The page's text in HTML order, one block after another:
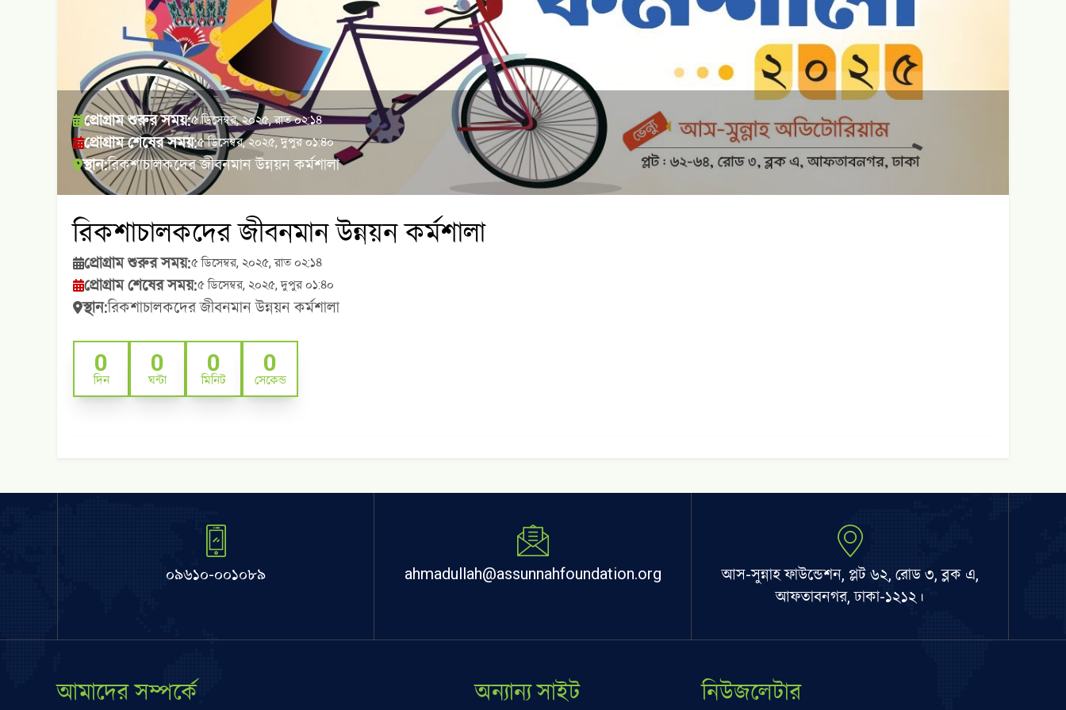
প্রোগ্রাম শুরুর সময়:৫ ডিসেম্বর, ২০২৫, রাত ০২:১৪
প্রোগ্রাম শেষের সময়:৫ ডিসেম্বর, ২০২৫, দুপুর ০১:৪০
স্থান:রিকশাচালকদের জীবনমান উন্নয়ন কর্মশালা
রিকশাচালকদের জীবনমান উন্নয়ন কর্মশালা
প্রোগ্রাম শুরুর সময়:৫ ডিসেম্বর, ২০২৫, রাত ০২:১৪
প্রোগ্রাম শেষের সময়:৫ ডিসেম্বর, ২০২৫, দুপুর ০১:৪০
স্থান:রিকশাচালকদের জীবনমান উন্নয়ন কর্মশালা
0
দিন
0
ঘন্টা
0
মিনিট
0
সেকেন্ড
০৯৬১০-০০১০৮৯ ahmadullah@assunnahfoundation.org
আস-সুন্নাহ ফাউন্ডেশন, প্লট ৬২, রোড ৩, ব্লক এ,
আফতাবনগর, ঢাকা-১২১২।
আমাদের সম্পর্কে অন্যান্য সাইট নিউজলেটার